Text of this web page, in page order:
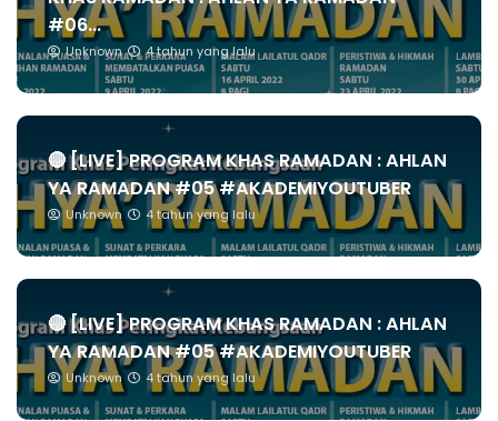
#06...
Unknown 4 tahun yang lalu
🔴 [LIVE] PROGRAM KHAS RAMADAN : AHLAN
YA RAMADAN #05 #AKADEMIYOUTUBER
Unknown 4 tahun yang lalu
🔴 [LIVE] PROGRAM KHAS RAMADAN : AHLAN
YA RAMADAN #05 #AKADEMIYOUTUBER
Unknown 4 tahun yang lalu